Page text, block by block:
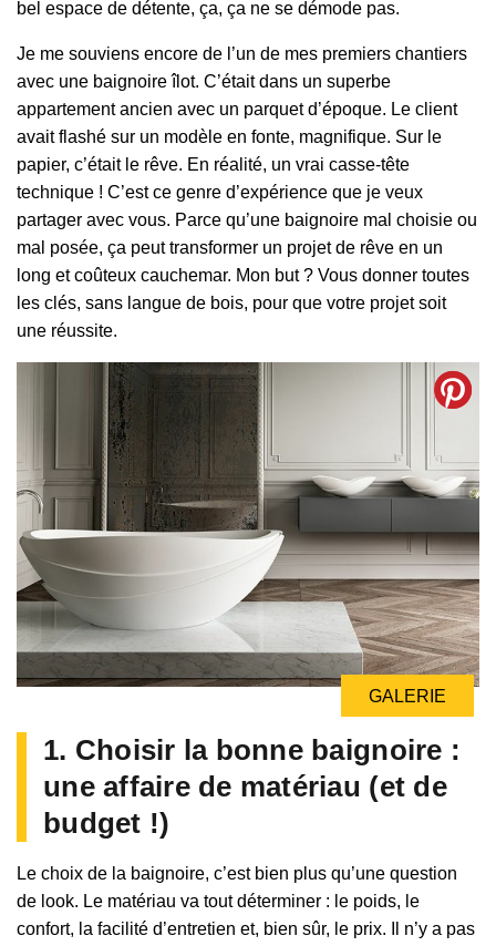
bel espace de détente, ça, ça ne se démode pas.
Je me souviens encore de l’un de mes premiers chantiers
avec une baignoire îlot. C’était dans un superbe
appartement ancien avec un parquet d’époque. Le client
avait flashé sur un modèle en fonte, magnifique. Sur le
papier, c’était le rêve. En réalité, un vrai casse-tête
technique ! C’est ce genre d’expérience que je veux
partager avec vous. Parce qu’une baignoire mal choisie ou
mal posée, ça peut transformer un projet de rêve en un
long et coûteux cauchemar. Mon but ? Vous donner toutes
les clés, sans langue de bois, pour que votre projet soit
une réussite.
GALERIE
1. Choisir la bonne baignoire :
une affaire de matériau (et de
budget !)
Le choix de la baignoire, c’est bien plus qu’une question
de look. Le matériau va tout déterminer : le poids, le
confort, la facilité d’entretien et, bien sûr, le prix. Il n’y a pas